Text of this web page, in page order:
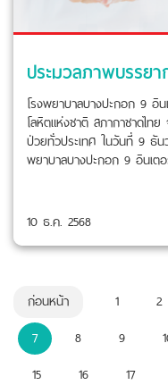
โรงพยาบาลบางปะกอก 9 อิ
โลหิตแห่งชาติ สภากาชาดไท
ป่วยทั่วประเทศ ในวันที่ 9 ธั
พยาบาลบางปะกอก 9 อินเตอ
10 ธ.ค. 2568
ก่อนหน้า 1 2
7
8 9
15
16 17